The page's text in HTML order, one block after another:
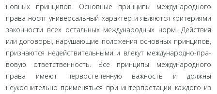
новных принципов. Основные принципы международного
права носят универсальный характер и являются критериями
законности всех остальных международных норм. Действия
или договоры, нарушающие положения основных принципов,
признаются недействительными и влекут международно-пра­
вовую ответственность. Все принципы международного
права имеют первостепенную важность и должны
неукоснительно применяться при интерпретации каждого из